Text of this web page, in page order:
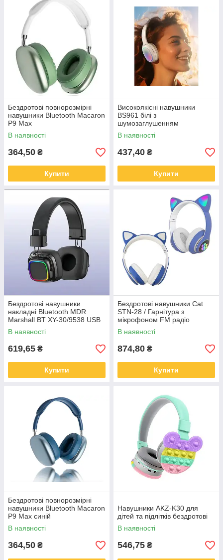
Бездротові повнорозмірні
навушники Bluetooth Macaron
P9 Max
В наявності
364,50 ₴
Купити
Високоякісні навушники
BS961 білі з
шумозаглушенням
В наявності
437,40 ₴
Купити
Бездротові навушники
накладні Bluetooth MDR
Marshall BT XY-30/9538 USB
В наявності
619,65 ₴
Купити
Бездротові навушники Cat
STN-28 / Гарнітура з
мікрофоном FM радіо
Bluetooth синій
В наявності
874,80 ₴
Купити
Бездротові повнорозмірні
навушники Bluetooth Macaron
P9 Max синій
В наявності
364,50 ₴
Навушники AKZ-K30 для
дітей та підлітків бездротові
В наявності
546,75 ₴